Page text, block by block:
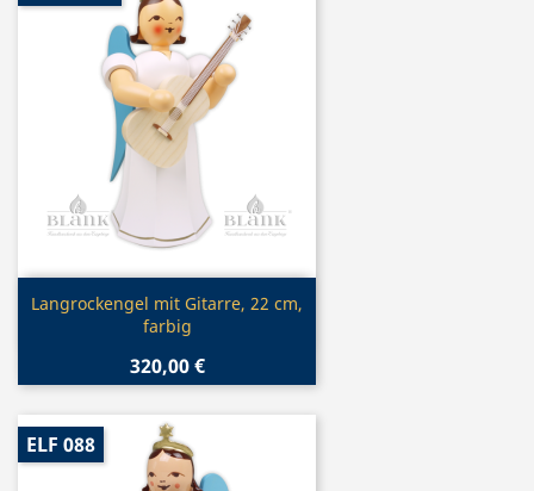
Vorschau
Langrockengel mit Gitarre, 22 cm,
farbig
320,00 €
ELF 088